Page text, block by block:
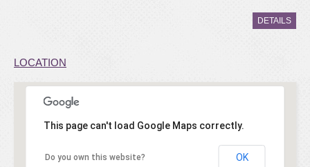
DETAILS
LOCATION
(24.9578568, 121.28076720000001)
This page can't load Google Maps correctly.
Do you own this website? OK